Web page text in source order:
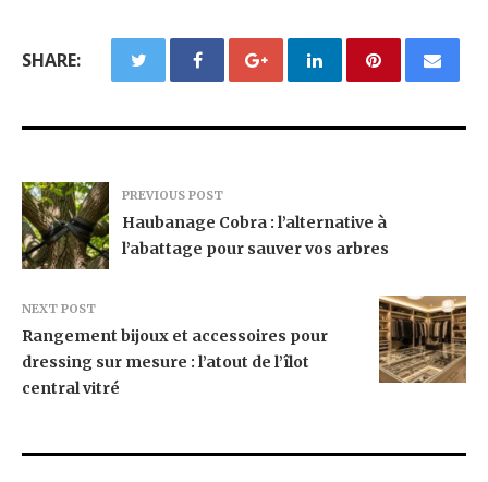
SHARE:
PREVIOUS POST
Haubanage Cobra : l’alternative à
l’abattage pour sauver vos arbres
NEXT POST
Rangement bijoux et accessoires pour
dressing sur mesure : l’atout de l’îlot
central vitré